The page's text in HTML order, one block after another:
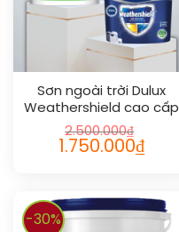
Sơn ngoài trời Dulux
Weathershield cao cấp
bóng 5L
2.500.000₫
1.750.000₫
-30%